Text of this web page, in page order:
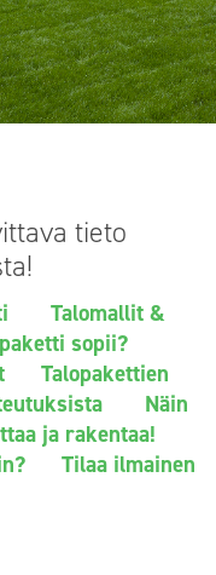
tieto
Talomallit &
sopii?
Talopakettien
Näin
ja rakentaa!
Tilaa ilmainen